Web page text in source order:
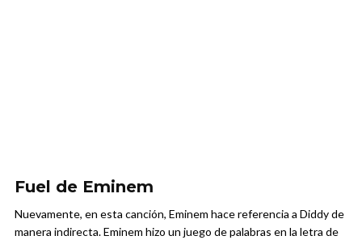
Fuel de Eminem
Nuevamente, en esta canción, Eminem hace referencia a Diddy de
manera indirecta. Eminem hizo un juego de palabras en la letra de